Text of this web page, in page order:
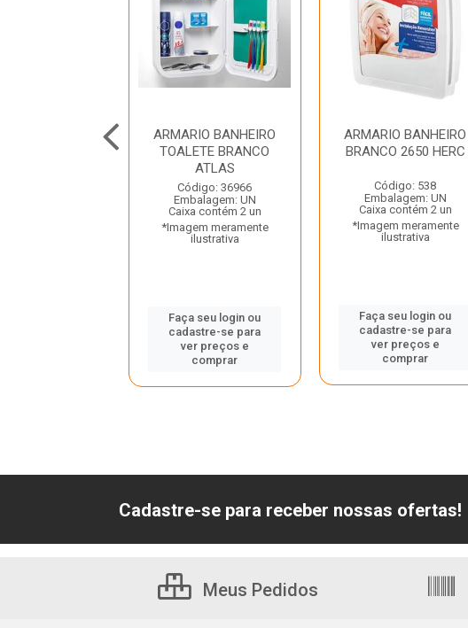
ARMARIO BANHEIRO
TOALETE BRANCO
ATLAS
Código: 36966
Embalagem: UN
Caixa contém 2 un
*Imagem meramente
ilustrativa
Faça seu login ou
cadastre-se para
ver preços e
comprar
ARMARIO BANHEIRO
BRANCO 2650 HERC
Código: 538
Embalagem: UN
Caixa contém 2 un
*Imagem meramente
ilustrativa
Faça seu login ou
cadastre-se para
ver preços e
comprar
Cadastre-se para receber nossas ofertas!
Meus Pedidos